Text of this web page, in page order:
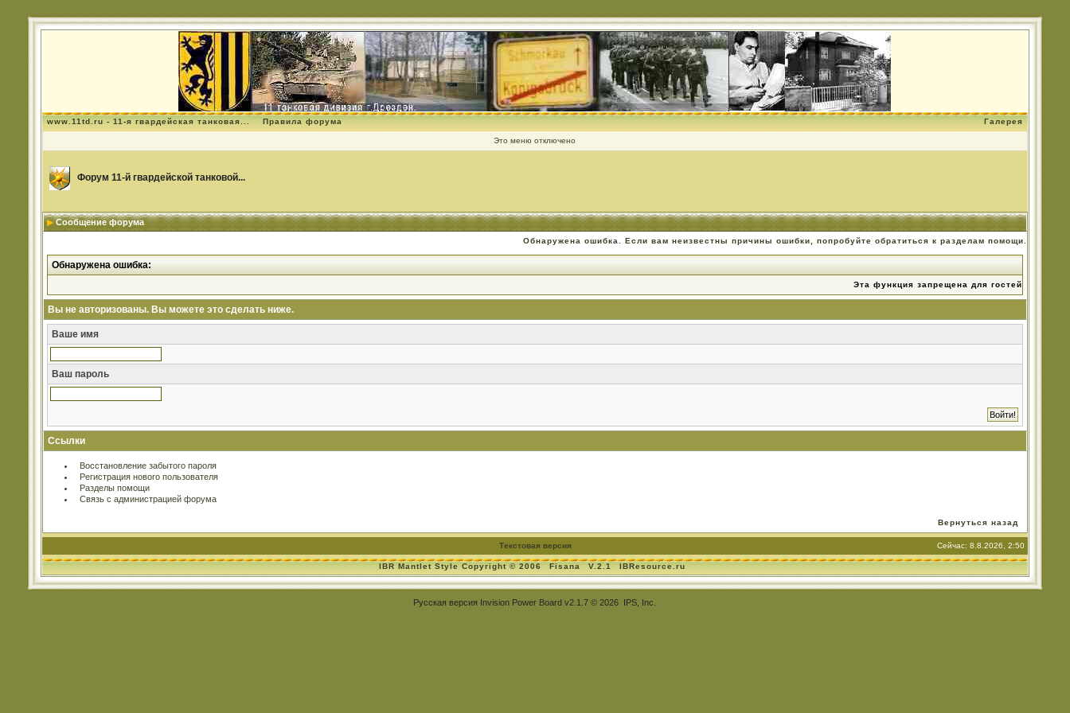
www.11td.ru - 11-я гвардейская танковая... Правила форума Галерея
Это меню отключено
Форум 11-й гвардейской танковой...
Сообщение форума
Обнаружена ошибка. Если вам неизвестны причины ошибки, попробуйте обратиться к разделам помощи.
Обнаружена ошибка:
Эта функция запрещена для гостей
Вы не авторизованы. Вы можете это сделать ниже.
Ваше имя
Ваш пароль
Ссылки
Восстановление забытого пароля
Регистрация нового пользователя
Разделы помощи
Связь с администрацией форума
Вернуться назад
Текстовая версия Сейчас: 8.8.2026, 2:50
IBR Mantlet Style Copyright © 2006 Fisana V.2.1 IBResource.ru
Русская версия Invision Power Board v2.1.7 © 2026 IPS, Inc.